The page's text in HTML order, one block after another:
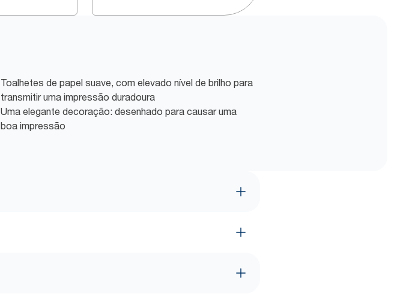
Toalhetes de papel suave, com elevado nível de brilho para
transmitir uma impressão duradoura
Uma elegante decoração: desenhado para causar uma
boa impressão